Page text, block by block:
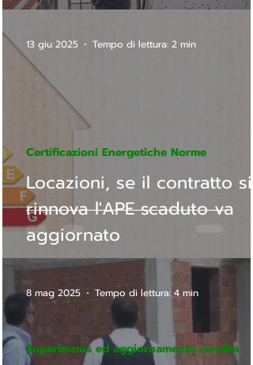
Locazioni, se il contratto si
rinnova l'APE scaduto va
aggiornato
Certificazioni Energetiche Norme
13 giu 2025 Tempo di lettura: 2 min
Superbonus ed aggiornamento rendita
8 mag 2025 Tempo di lettura: 4 min